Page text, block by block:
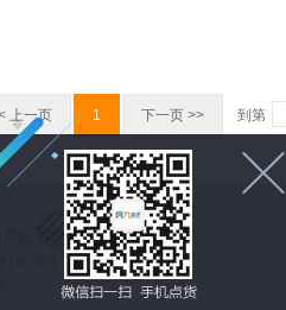
上一页 1 下一页 >> 到第
禾路398号财富港湾428室
号-1
